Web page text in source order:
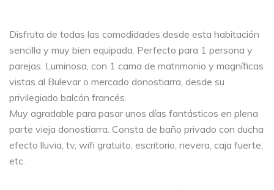
Disfruta de todas las comodidades desde esta habitación
sencilla y muy bien equipada. Perfecto para 1 persona y
parejas. Luminosa, con 1 cama de matrimonio y magníficas
vistas al Bulevar o mercado donostiarra, desde su
privilegiado balcón francés.
Muy agradable para pasar unos días fantásticos en plena
parte vieja donostiarra. Consta de baño privado con ducha
efecto lluvia, tv, wifi gratuito, escritorio, nevera, caja fuerte,
etc.